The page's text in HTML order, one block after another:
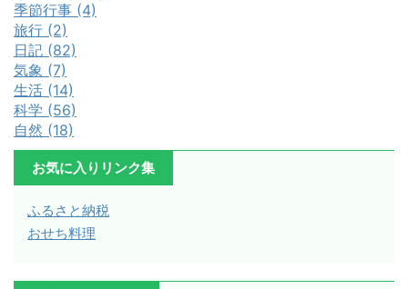
季節行事 (4)
旅行 (2)
日記 (82)
気象 (7)
生活 (14)
科学 (56)
自然 (18)
お気に入りリンク集
ふるさと納税
おせち料理